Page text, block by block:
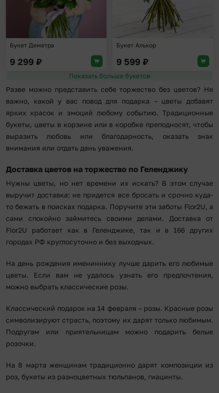
Букет Деметра
9 299 ₽
Букет Алькор
9 599 ₽
Показать больше букетов
Разве можно представить себе торжество без цветов? Не
важно, какой у вас повод для подарка – цветы добавят
ярких красок и эмоций любому событию. Традиционные
букеты, цветы в корзине или в коробке преподносят, чтобы
выразить любовь или благодарность, оказать знак
внимания или отдать дань уважения.
Доставка цветов на торжество по Геленджику
Нужны цветы, но нет времени их искать? В этом случае
выручит доставка: не придется все бросать и срочно куда-
то бежать в поисках подарка. Поручите эти заботы Flor2U, а
сами спокойно займитесь своими делами. Доставка от
Flor2U работает как в Геленджике, так и в 166 других
городах РФ круглосуточно и без выходных.
На день рождения имениннику лучше дарить его любимые
цветы. Если вам не удалось узнать его предпочтения,
можно выбрать классические розы.
Классический подарок на 14 февраля – розы. Красные розы
символизируют страсть, поэтому их дарят только любимым.
Подругам или приятельницам можно подарить белые
розочки.
На 8 марта женщинам традиционно дарят композиции из
роз, букеты из разноцветных тюльпанов, гиацинты.